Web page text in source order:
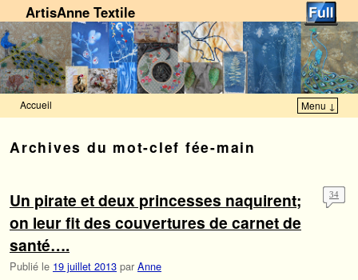
ArtisAnne Textile
Accueil Menu ↓
Archives du mot-clef fée-main
Un pirate et deux princesses naquirent;
on leur fit des couvertures de carnet de
santé….
Publié le 19 juillet 2013 par Anne
34